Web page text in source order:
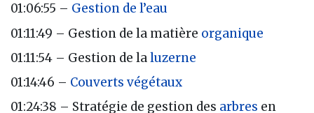
01:06:55 – Gestion de l’eau
01:11:49 – Gestion de la matière organique
01:11:54 – Gestion de laluzerne
01:14:46 – Couverts végétaux
01:24:38 – Stratégie de gestion des arbres en